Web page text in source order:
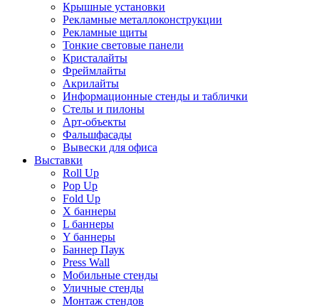
Крышные установки
Рекламные металлоконструкции
Рекламные щиты
Тонкие световые панели
Кристалайты
Фреймлайты
Акрилайты
Информационные стенды и таблички
Стелы и пилоны
Арт-объекты
Фальшфасады
Вывески для офиса
Выставки
Roll Up
Pop Up
Fold Up
Х баннеры
L баннеры
Y баннеры
Баннер Паук
Press Wall
Мобильные стенды
Уличные стенды
Монтаж стендов